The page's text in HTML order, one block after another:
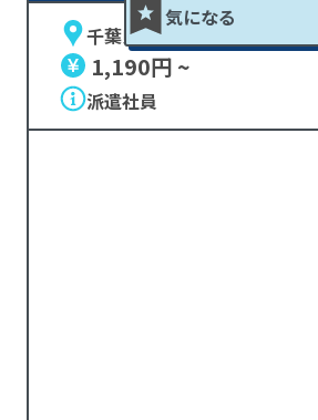
千葉県印西市
1,190円 ~
派遣社員
気になる